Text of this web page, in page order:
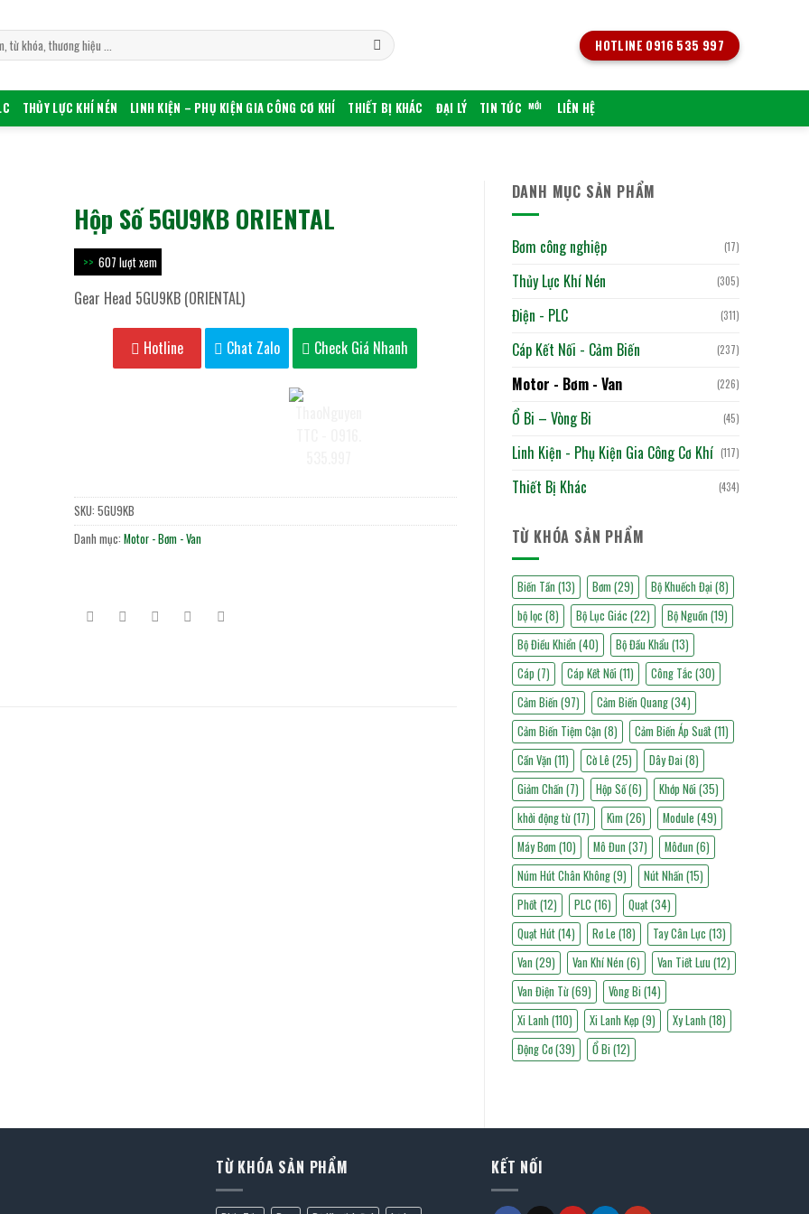
HOTLINE 0916 535 997
THỦY LỰC KHÍ NÉN LINH KIỆN – PHỤ KIỆN GIA CÔNG CƠ KHÍ THIẾT BỊ KHÁC ĐẠI LÝ TIN TỨC LIÊN HỆ
DANH MỤC SẢN PHẨM
Bơm công nghiệp (17)
Thủy Lực Khí Nén (305)
Điện - PLC (311)
Cáp Kết Nối - Cảm Biến (237)
Motor - Bơm - Van (226)
Ổ Bi – Vòng Bi (45)
Linh Kiện - Phụ Kiện Gia Công Cơ Khí (117)
Thiết Bị Khác (434)
TỪ KHÓA SẢN PHẨM
Biến Tần (13) Bơm (29) Bộ Khuếch Đại (8)
bộ lọc (8) Bộ Lục Giác (22) Bộ Nguồn (19)
Bộ Điều Khiển (40) Bộ Đầu Khẩu (13)
Cáp (7) Cáp Kết Nối (11) Công Tắc (30)
Cảm Biến (97) Cảm Biến Quang(34)
Cảm Biến Tiệm Cận (8) Cảm Biến Áp Suất(11)
Cần Vặn (11) Cờ Lê (25) Dây Đai (8)
Giảm Chấn (7) Hộp Số(6) Khớp Nối (35)
khởi động từ(17) Kìm (26) Module (49)
Máy Bơm (10) Mô Đun (37) Môđun (6)
Núm Hút Chân Không(9) Nút Nhấn (15)
Phốt(12) PLC (16) Quạt(34)
Quạt Hút(14) Rơ Le (18) Tay Cân Lực (13)
Van (29) Van Khí Nén (6) Van Tiết Lưu (12)
Van Điện Từ(69) Vòng Bi (14)
Xi Lanh (110) Xi Lanh Kẹp (9) Xy Lanh (18)
Động Cơ(39) Ổ Bi (12)
Hộp Số 5GU9KB ORIENTAL
607 lượt xem
Gear Head 5GU9KB (ORIENTAL)
Hotline Chat Zalo Check Giá Nhanh
SKU:5GU9KB
Danh mục:Motor - Bơm - Van
TỪ KHÓA SẢN PHẨM KẾT NỐI